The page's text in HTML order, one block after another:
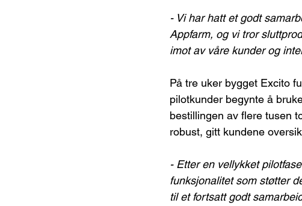
- Vi har hatt et godt
Appfarm, og vi tror
imot av våre kunder og
På tre uker bygget Excito
pilotkunder begynte å
bestillingen av flere tusen
robust, gitt kundene
- Etter en vellykket
funksjonalitet som støtter
til et fortsatt godt